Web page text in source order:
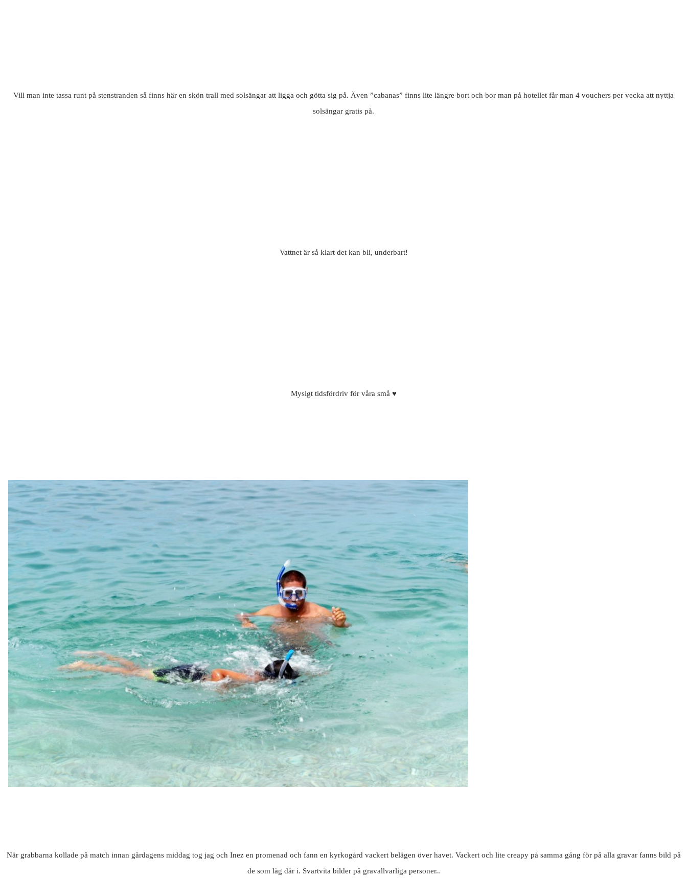
Vill man inte tassa runt på stenstranden så finns här en skön trall med solsängar att ligga och götta sig på. Även ”cabanas” finns lite längre bort och bor man på hotellet får man 4 vouchers per vecka att nyttja
solsängar gratis på.
Vattnet är så klart det kan bli, underbart!
Mysigt tidsfördriv för våra små ♥
När grabbarna kollade på match innan gårdagens middag tog jag och Inez en promenad och fann en kyrkogård vackert belägen över havet. Vackert och lite creapy på samma gång för på alla gravar fanns bild på
de som låg där i. Svartvita bilder på gravallvarliga personer..